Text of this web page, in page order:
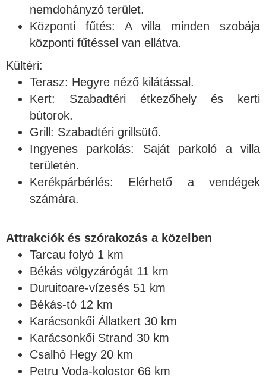
nemdohányzó terület.
Központi fűtés: A villa minden szobája
központi fűtéssel van ellátva.
Kültéri:
Terasz: Hegyre néző kilátással.
Kert: Szabadtéri étkezőhely és kerti
bútorok.
Grill: Szabadtéri grillsütő.
Ingyenes parkolás: Saját parkoló a villa
területén.
Kerékpárbérlés: Elérhető a vendégek
számára.
Attrakciók és szórakozás a közelben
Tarcau folyó 1 km
Békás völgyzárógát 11 km
Duruitoare-vízesés 51 km
Békás-tó 12 km
Karácsonkői Állatkert 30 km
Karácsonkői Strand 30 km
Csalhó Hegy 20 km
Petru Voda-kolostor 66 km